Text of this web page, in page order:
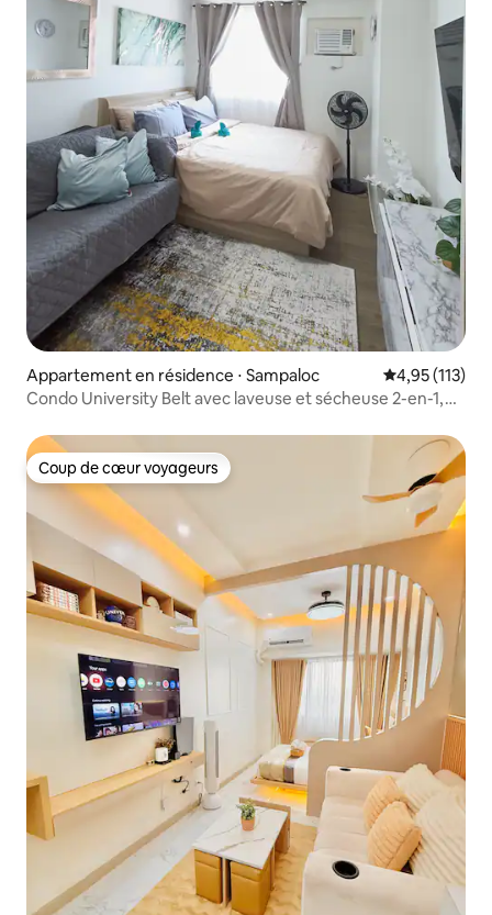
Appartement en résidence ⋅ Sampaloc Évaluation
4,95 (113)
Condo University Belt avec laveuse et sécheuse 2-en-1,
Coup de cœur voyageurs
Coup de cœur voyageurs